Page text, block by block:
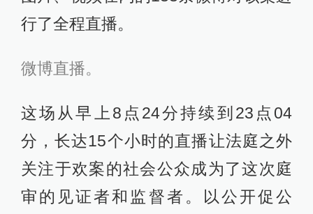
行了全程直播。
微博直播。
这场从早上8点24分持续到23点04
分，长达15个小时的直播让法庭之外
关注于欢案的社会公众成为了这次庭
审的见证者和监督者。以公开促公